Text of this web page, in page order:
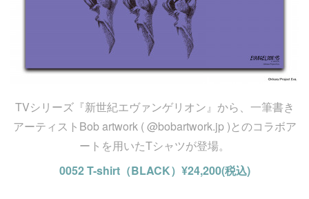
TVシリーズ『新世紀エヴァンゲリオン』から、一筆書き
アーティストBob artwork ( @bobartwork.jp )とのコラボア
ートを用いたTシャツが登場。
0052 T-shirt（BLACK）¥24,200(税込)